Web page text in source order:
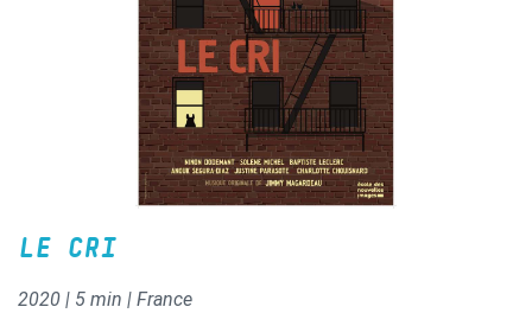
LE CRI
2020 | 5 min | France